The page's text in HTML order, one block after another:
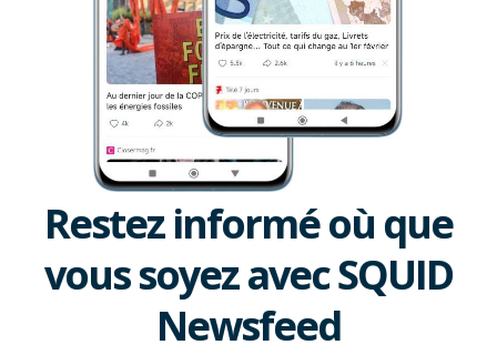
Restez informé où que
vous soyez avec SQUID
Newsfeed